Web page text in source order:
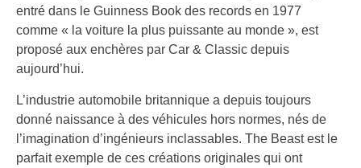
entré dans le Guinness Book des records en 1977
comme « la voiture la plus puissante au monde », est
proposé aux enchères par Car & Classic depuis
aujourd’hui.
L’industrie automobile britannique a depuis toujours
donné naissance à des véhicules hors normes, nés de
l’imagination d’ingénieurs inclassables. The Beast est le
parfait exemple de ces créations originales qui ont